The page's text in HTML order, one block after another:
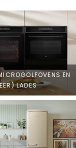
EN
LADES